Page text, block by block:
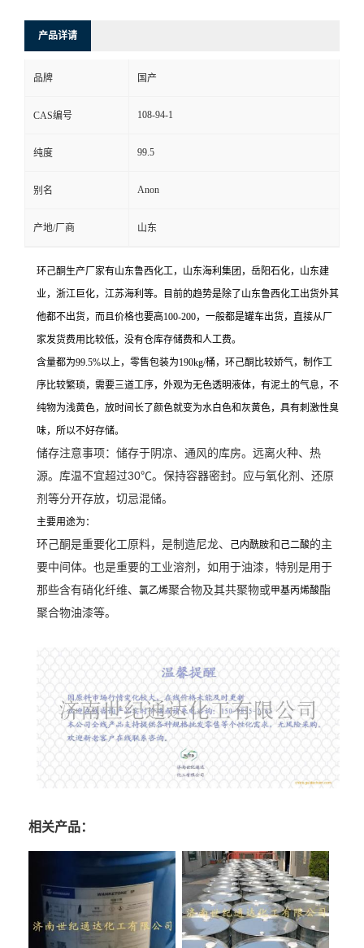
产品详请
品牌 国产
CAS编号 108-94-1
纯度 99.5
别名 Anon
产地/厂商 山东
环己酮生产厂家有山东鲁西化工，山东海利集团，岳阳石化，山东建
业，浙江巨化，江苏海利等。目前的趋势是除了山东鲁西化工出货外其
他都不出货，而且价格也要高100-200，一般都是罐车出货，直接从厂
家发货费用比较低，没有仓库存储费和人工费。
含量都为99.5%以上，零售包装为190kg/桶，环己酮比较娇气，制作工
序比较繁琐，需要三道工序，外观为无色透明液体，有泥土的气息，不
纯物为浅黄色，放时间长了颜色就变为水白色和灰黄色，具有刺激性臭
味，所以不好存储。
储存注意事项：储存于阴凉、通风的库房。远离火种、热
源。库温不宜超过30℃。保持容器密封。应与氧化剂、还原
剂等分开存放，切忌混储。
主要用途为：
环己酮是重要化工原料，是制造尼龙、 己内酰胺和己二酸的主
要中间体。也是重要的工业溶剂，如用于油漆，特别是用于
那些含有硝化纤维、 氯乙烯聚合物及其共聚物或甲基丙烯酸酯
聚合物油漆等。
相关产品：